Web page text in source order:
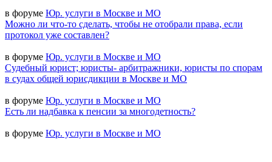
в форуме Юр. услуги в Москве и МО
Можно ли что-то сделать, чтобы не отобрали права, если
протокол уже составлен?
в форуме Юр. услуги в Москве и МО
Судебный юрист; юристы- арбитражники, юристы по спорам
в судах общей юрисдикции в Москве и МО
в форуме Юр. услуги в Москве и МО
Есть ли надбавка к пенсии за многодетность?
в форуме Юр. услуги в Москве и МО